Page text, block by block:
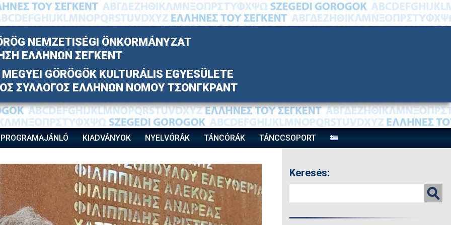
NEMZETISÉGI ÖNKORMÁNYZAT
ΕΛΛΗΝΩΝ ΣΕΓΚΕΝΤ
GÖRÖGÖK KULTURÁLIS EGYESÜLETE
ΣΥΛΛΟΓΟΣ ΕΛΛΗΝΩΝ ΝΟΜΟΥ ΤΣΟΝΓΚΡΑΝΤ
PROGRAMAJÁNLÓ KIADVÁNYOK NYELVÓRÁK TÁNCÓRÁK TÁNCCSOPORT
Keresés: